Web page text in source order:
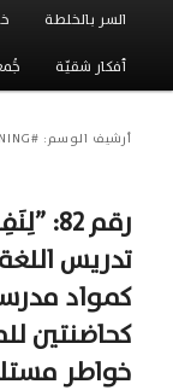
السر بالخلطة
أفكار شقيّة
أرشيف الوسم: #LEARNING
رقم
تدريس
كمواد
كحاضنتين
خواطر